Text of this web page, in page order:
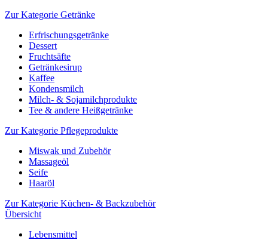
Zur Kategorie Getränke
Erfrischungsgetränke
Dessert
Fruchtsäfte
Getränkesirup
Kaffee
Kondensmilch
Milch- & Sojamilchprodukte
Tee & andere Heißgetränke
Zur Kategorie Pflegeprodukte
Miswak und Zubehör
Massageöl
Seife
Haaröl
Zur Kategorie Küchen- & Backzubehör
Übersicht
Lebensmittel